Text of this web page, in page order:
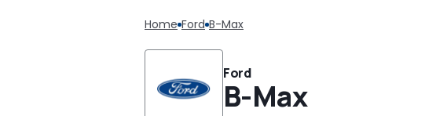
Home Ford B-Max
Ford
B-Max